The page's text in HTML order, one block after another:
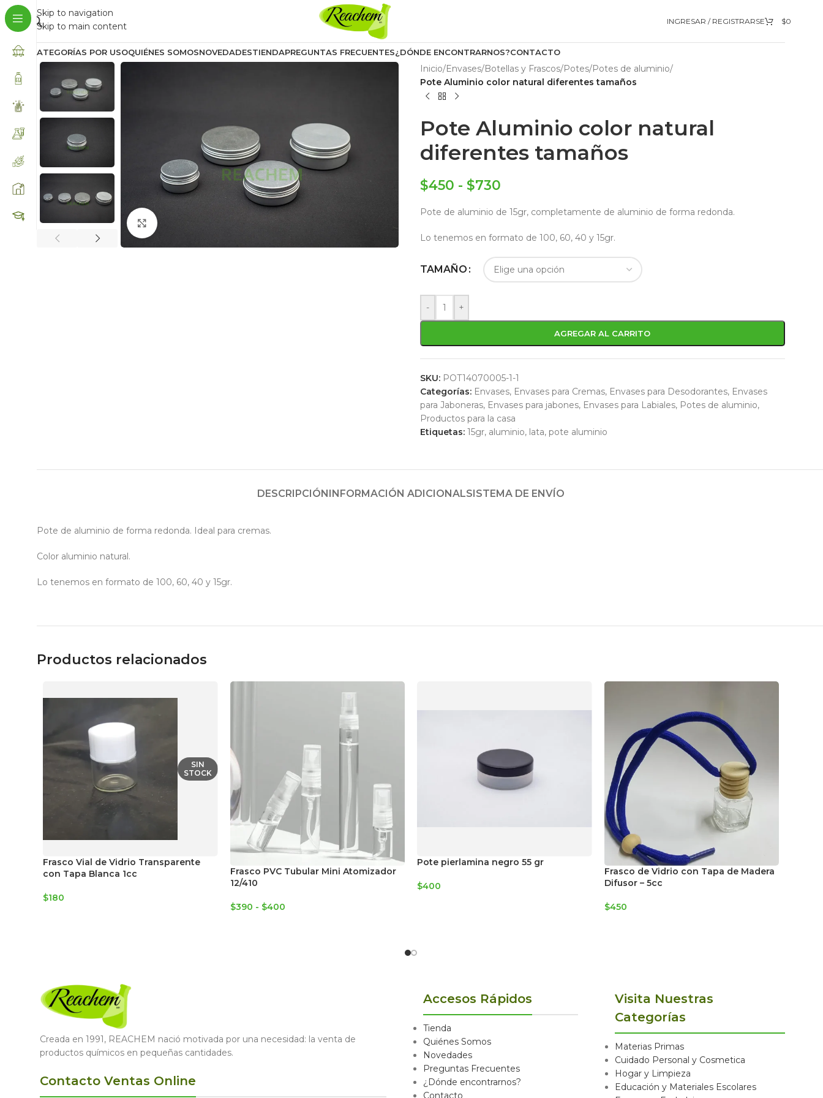
Skip to navigation
Skip to main content
INGRESAR / REGISTRARSE $0
CATEGORÍAS POR USOQUIÉNES SOMOSNOVEDADESTIENDAPREGUNTAS FRECUENTES¿DÓNDE ENCONTRARNOS?CONTACTO
Inicio/Envases/Botellas y Frascos/Potes/Potes de aluminio/
Pote Aluminio color natural diferentes tamaños
Pote Aluminio color natural
diferentes tamaños
$450 - $730
Pote de aluminio de 15gr, completamente de aluminio de forma redonda.
Lo tenemos en formato de 100, 60, 40 y 15gr.
TAMAÑO
- +
AGREGAR AL CARRITO
SKU: POT14070005-1-1
Categorías: Envases, Envases para Cremas, Envases para Desodorantes, Envases
para Jaboneras, Envases para jabones, Envases para Labiales, Potes de aluminio,
Productos para la casa
Etiquetas: 15gr, aluminio, lata, pote aluminio
DESCRIPCIÓNINFORMACIÓN ADICIONALSISTEMA DE ENVÍO
Pote de aluminio de forma redonda. Ideal para cremas.
Color aluminio natural.
Lo tenemos en formato de 100, 60, 40 y 15gr.
Productos relacionados
SIN
STOCK
Frasco Vial de Vidrio Transparente
con Tapa Blanca 1cc
$180
Frasco PVC Tubular Mini Atomizador
12/410
$390 - $400
Pote pierlamina negro 55 gr
$400
Frasco de Vidrio con Tapa de Madera
Difusor – 5cc
$450
Creada en 1991, REACHEM nació motivada por una necesidad: la venta de
productos químicos en pequeñas cantidades.
Contacto Ventas Online
Accesos Rápidos
Tienda
Quiénes Somos
Novedades
Preguntas Frecuentes
¿Dónde encontrarnos?
Contacto
Visita Nuestras
Categorías
Materias Primas
Cuidado Personal y Cosmetica
Hogar y Limpieza
Educación y Materiales Escolares